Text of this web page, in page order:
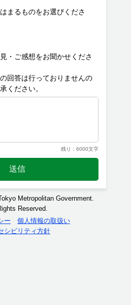
まるものをお選びくださ
・ご感想をお聞かせくださ
回答は行っておりませんの
残り：6000文字
送信
Metropolitan Government.
Reserved.
ー
個人情報の取扱い
シビリティ方針